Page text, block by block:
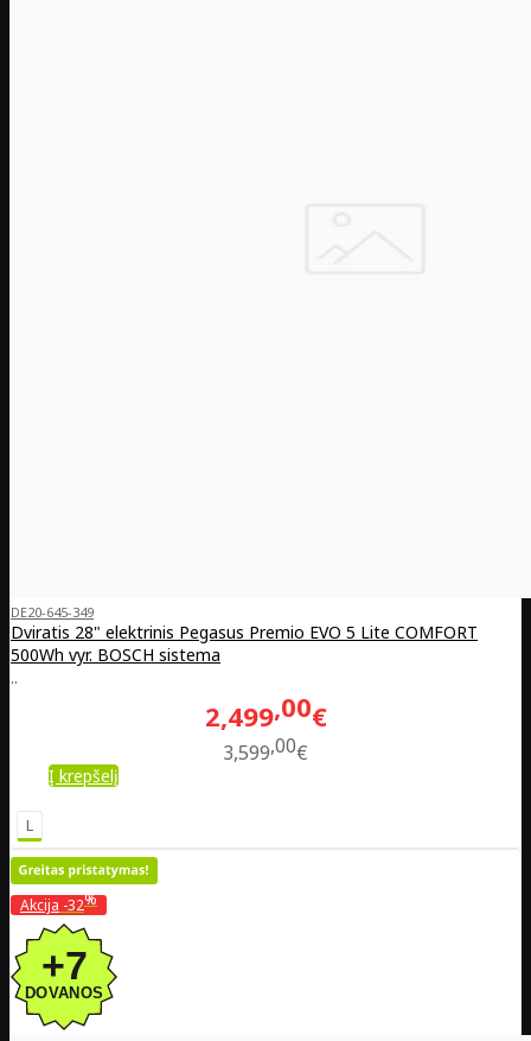
DE20-645-349
Dviratis 28" elektrinis Pegasus Premio EVO 5 Lite COMFORT
500Wh vyr. BOSCH sistema
..
2,499 00€
3,599 00€
Į krepšelį
L
Akcija -32%